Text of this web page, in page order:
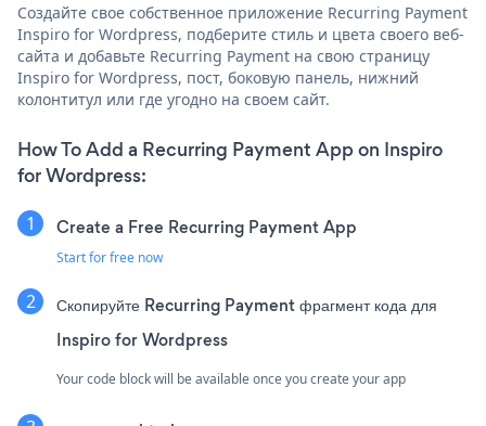
Создайте свое собственное приложение Recurring Payment
Inspiro for Wordpress, подберите стиль и цвета своего веб-
сайта и добавьте Recurring Payment на свою страницу
Inspiro for Wordpress, пост, боковую панель, нижний
колонтитул или где угодно на своем сайт.
How To Add a Recurring Payment App on Inspiro
for Wordpress:
Create a Free Recurring Payment App
Start for free now
Скопируйте Recurring Payment фрагмент кода для
Inspiro for Wordpress
Your code block will be available once you create your app